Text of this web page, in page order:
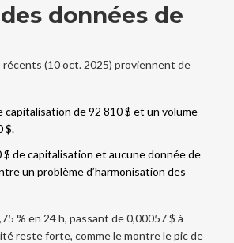
données de
récents (10 oct. 2025) proviennent de
capitalisation de 92 810 $ et un volume
$.
de capitalisation et aucune donnée de
un problème d’harmonisation des
% en 24 h, passant de 0,00057 $ à
reste forte, comme le montre le pic de